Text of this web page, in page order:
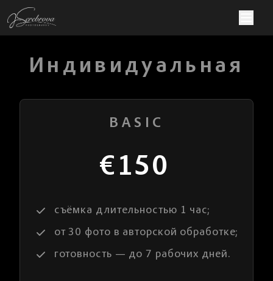
Индивидуальная
BASIC
€150
съёмка длительностью 1 час;
от 30 фото в авторской обработке;
готовность — до 7 рабочих дней.